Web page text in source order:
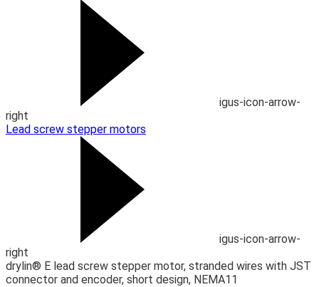
igus-icon-arrow-
right
Lead screw stepper motors
igus-icon-arrow-
right
drylin® E lead screw stepper motor, stranded wires with JST
connector and encoder, short design, NEMA11